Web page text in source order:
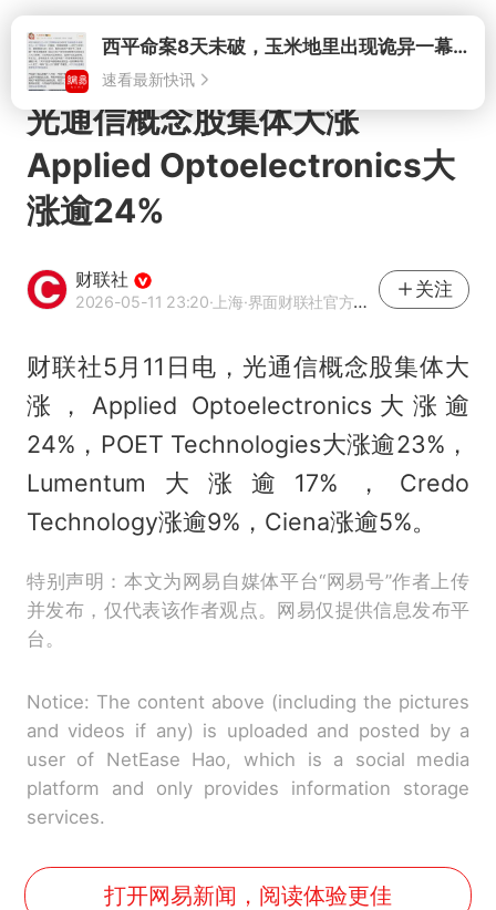
打开西平命案8天未破，玉米地里出现诡异一幕，我突然想起了欧金中
速看最新快讯
光通信概念股集体大涨
Applied Optoelectronics大
涨逾24%
财联社
2026-05-11 23:20·上海·界面财联社官方账号
关注
财联社5月11日电，光通信概念股集体大
涨，Applied Optoelectronics大涨逾
24%，POET Technologies大涨逾23%，
Lumentum大涨逾17%，Credo
Technology涨逾9%，Ciena涨逾5%。
特别声明：本文为网易自媒体平台“网易号”作者上传
并发布，仅代表该作者观点。网易仅提供信息发布平
台。
Notice: The content above (including the pictures
and videos if any) is uploaded and posted by a
user of NetEase Hao, which is a social media
platform and only provides information storage
services.
打开网易新闻，阅读体验更佳